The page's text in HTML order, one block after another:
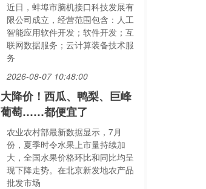
近日，蚌埠市脑机接口科技发展有
限公司成立，经营范围包含：人工
智能应用软件开发；软件开发；互
联网数据服务；云计算装备技术服
务
2026-08-07 10:48:00
大降价！西瓜、鸭梨、巨峰
葡萄……都便宜了
农业农村部最新数据显示，7月
份，夏季时令水果上市量持续加
大，全国水果价格环比和同比均呈
现下降走势。在北京新发地农产品
批发市场